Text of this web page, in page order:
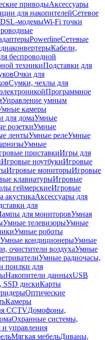
приводыАксессуары
для накопителейСетевое
модемыWi-Fi точки
PowerlineСетевые
Кабели,
беспроводной
техникиПодставки для
Очки для
Сумки, чехлы для
Программное
Управление умным
камеры
для домаУмные
розеткиУмные
лентыУмные релеУмные
Умные
приставкиИгры для
Игровые ноутбукиИгровые
Игровые мониторыИгровые
клавиатурыИгровые
геймерскиеИгровые
акустикаАксессуары для
для
для мониторовУмная
Умные телевизорыУмные
Умные роботы
Умные кондиционерыУмные
очистители воздухаУмные
Умные радиочасы,
поилки для
Накопители данныхUSB
дискиКарты
Оптические
Камеры
CCTVДомофоны,
Охранные системы,
управления
Мягкая мебельДиваны,